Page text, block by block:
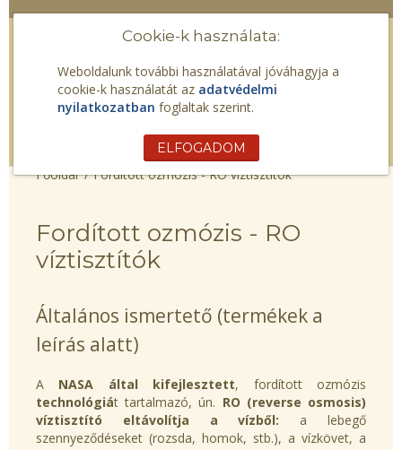
Cookie-k használata:
Weboldalunk további használatával jóváhagyja a
cookie-k használatát az adatvédelmi
nyilatkozatban foglaltak szerint.
ELFOGADOM
Fordított ozmózis - RO víztisztítók
Fordított ozmózis - RO
víztisztítók
Általános ismertető (termékek a
leírás alatt)
A NASA által kifejlesztett, fordított ozmózis
technológiát tartalmazó, ún. RO (reverse osmosis)
víztisztító eltávolítja a vízből: a lebegő
szennyeződéseket (rozsda, homok, stb.), a vízkövet, a